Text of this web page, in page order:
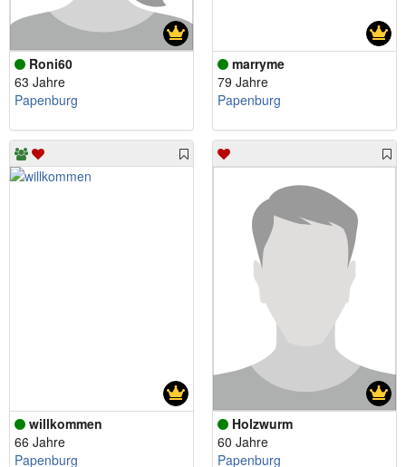
Roni60
63 Jahre
Papenburg
marryme
79 Jahre
Papenburg
willkommen
66 Jahre
Papenburg
Holzwurm
60 Jahre
Papenburg